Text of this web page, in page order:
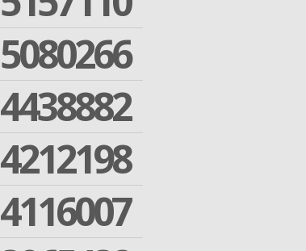
5080266
4438882
4212198
4116007